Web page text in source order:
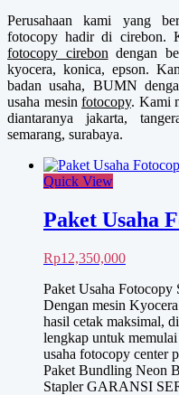
Perusahaan kami yang
fotocopy hadir di cirebon.
fotocopy cirebon dengan
kyocera, konica, epson.
badan usaha, BUMN
usaha mesin fotocopy. Kami
diantaranya jakarta,
semarang, surabaya.
Quick View
Paket Usaha
Rp12,350,000
Paket Usaha
Dengan mesin
hasil cetak maksimal,
lengkap untuk
usaha fotocopy center
Paket Bundling Neon
Stapler GARANSI